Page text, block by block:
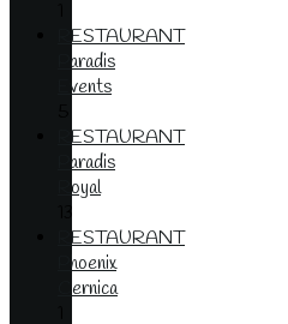
RESTAURANT
Paradis
Events
RESTAURANT
Paradis
Royal
RESTAURANT
Phoenix
Cernica